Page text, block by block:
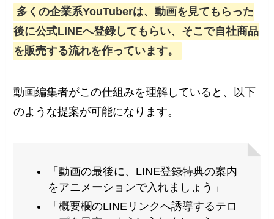
多くの企業系YouTuberは、動画を見てもらった
後に公式LINEへ登録してもらい、そこで自社商品
を販売する流れを作っています。
動画編集者がこの仕組みを理解していると、以下
のような提案が可能になります。
「動画の最後に、LINE登録特典の案内
をアニメーションで入れましょう」
「概要欄のLINEリンクへ誘導するテロ